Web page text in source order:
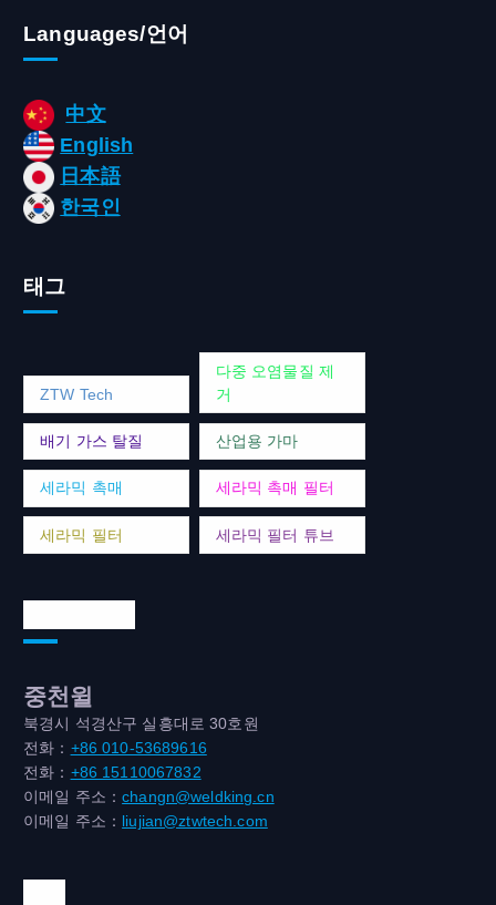
Languages/언어
中文
English
日本語
한국인
태그
ZTW Tech
다중 오염물질 제
거
배기 가스 탈질 산업용 가마
세라믹 촉매 세라믹 촉매 필터
세라믹 필터 세라믹 필터 튜브
중천윌
북경시 석경산구 실흥대로 30호원
전화： +86 010-53689616
전화： +86 15110067832
이메일 주소：changn@weldking.cn
이메일 주소： liujian@ztwtech.com